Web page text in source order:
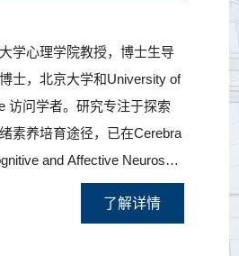
学心理学院教授，博士生导
士，北京大学和University of
访问学者。研究专注于探索
素养培育途径，已在Cerebra
and Affective Neuroscie
British Journal of E
，European Journal of Tea
了解详情